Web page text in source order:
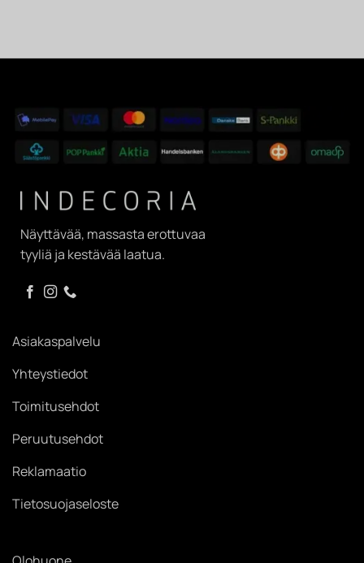
Näyttävää, massasta erottuvaa
tyyliä ja kestävää laatua.
Asiakaspalvelu
Yhteystiedot
Toimitusehdot
Peruutusehdot
Reklamaatio
Tietosuojaseloste